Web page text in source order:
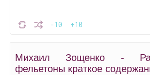
-10 +10
Михаил Зощенко -
фельетоны краткое